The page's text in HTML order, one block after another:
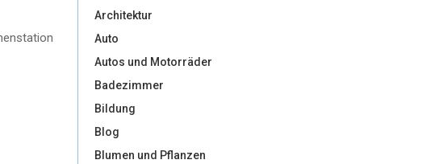
Architektur
Auto
Autos und Motorräder
Badezimmer
Bildung
Blog
Blumen und Pflanzen